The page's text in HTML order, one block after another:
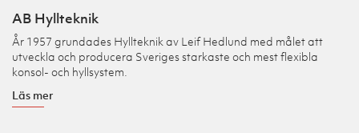
AB Hyllteknik
År 1957 grundades Hyllteknik av Leif Hedlund med målet att
utveckla och producera Sveriges starkaste och mest flexibla
konsol- och hyllsystem.
Läs mer